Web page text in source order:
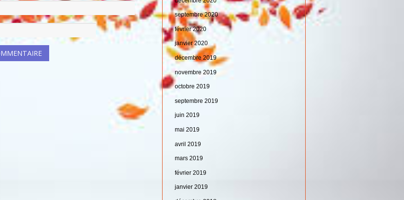
septembre 2020
février 2020
janvier 2020
décembre 2019
novembre 2019
octobre 2019
septembre 2019
juin 2019
mai 2019
avril 2019
mars 2019
février 2019
janvier 2019